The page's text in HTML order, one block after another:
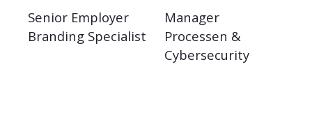
Senior Employer
Branding Specialist
Manager
Processen &
Cybersecurity